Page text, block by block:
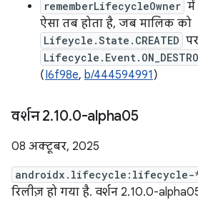
rememberLifecycleOwner में
ऐसा तब होता है, जब मालिक को
Lifeycle.State.CREATED
(I6f98e, b/444594991 )
वर्शन 2.10.0-alpha05
08 अक्टूबर, 2025
androidx.lifecycle:lifecycle-
रिलीज़ हो गया है. वर्शन 2.10.0-